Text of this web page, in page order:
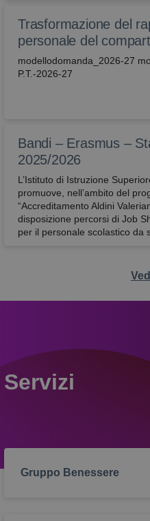
Trasformazione del
personale del
modellodomanda_2026-27
P.T.-2026-27
Bandi – Erasmus –
2025/2026
L’Istituto di Istruzione
promuove, nell’ambito del
“Accreditamento Aldini
disposizione percorsi di Job
per il personale scolastico da
Servizi
Gruppo Benessere
attivaLetturaVocale
wordpress_test_cookie